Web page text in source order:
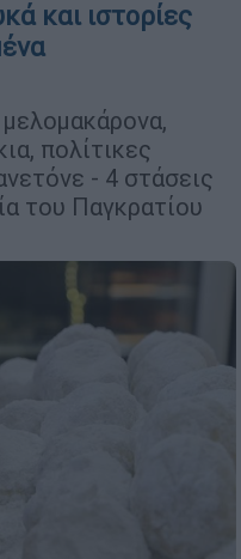
και ιστορίες
πολίτικες
- 4 στάσεις
του Παγκρατίου